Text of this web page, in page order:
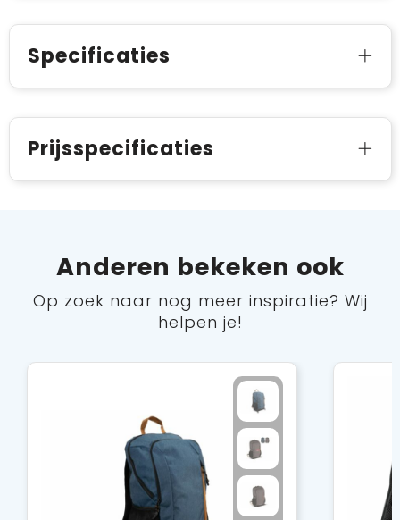
Specificaties
Prijsspecificaties
Anderen bekeken ook
Op zoek naar nog meer inspiratie? Wij
helpen je!